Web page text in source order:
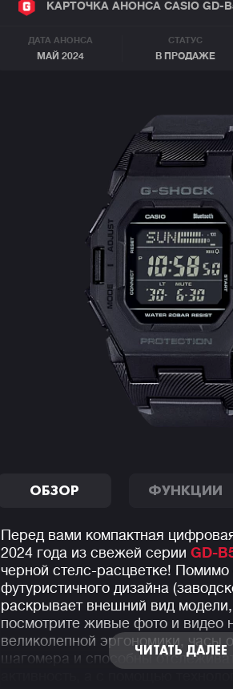
КАРТОЧКА АНОНСА CASIO GD-
ДАТА АНОНСА
МАЙ 2024
СТАТУС
В ПРОДАЖЕ
ОБЗОР ФУНКЦИИ
Перед вами компактная
2024 года из свежей серии GD-
черной стелс-расцветке! Помимо
футуристичного дизайна
раскрывает внешний вид модели,
посмотрите живые фото и видео
великолепной эргономики, часы
шагомера и способны
ЧИТАТЬ ДАЛЕЕ